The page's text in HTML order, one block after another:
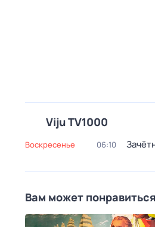
Viju TV1000
воскресенье 06:10
Вам может понравиться